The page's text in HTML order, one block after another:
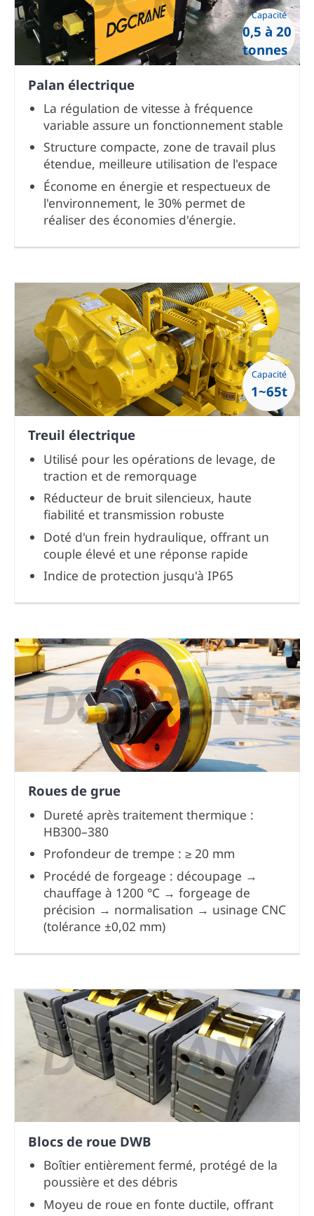
Capacité
0,5 à 20
tonnes
Palan électrique
La régulation de vitesse à fréquence
variable assure un fonctionnement stable
Structure compacte, zone de travail plus
étendue, meilleure utilisation de l'espace
Économe en énergie et respectueux de
l'environnement, le 30% permet de
réaliser des économies d'énergie.
Capacité
1~65t
Treuil électrique
Utilisé pour les opérations de levage, de
traction et de remorquage
Réducteur de bruit silencieux, haute
fiabilité et transmission robuste
Doté d'un frein hydraulique, offrant un
couple élevé et une réponse rapide
Indice de protection jusqu'à IP65
Roues de grue
Dureté après traitement thermique :
HB300–380
Profondeur de trempe : ≥ 20 mm
Procédé de forgeage : découpage →
chauffage à 1200 °C → forgeage de
précision → normalisation → usinage CNC
(tolérance ±0,02 mm)
Blocs de roue DWB
Boîtier entièrement fermé, protégé de la
poussière et des débris
Moyeu de roue en fonte ductile, offrant